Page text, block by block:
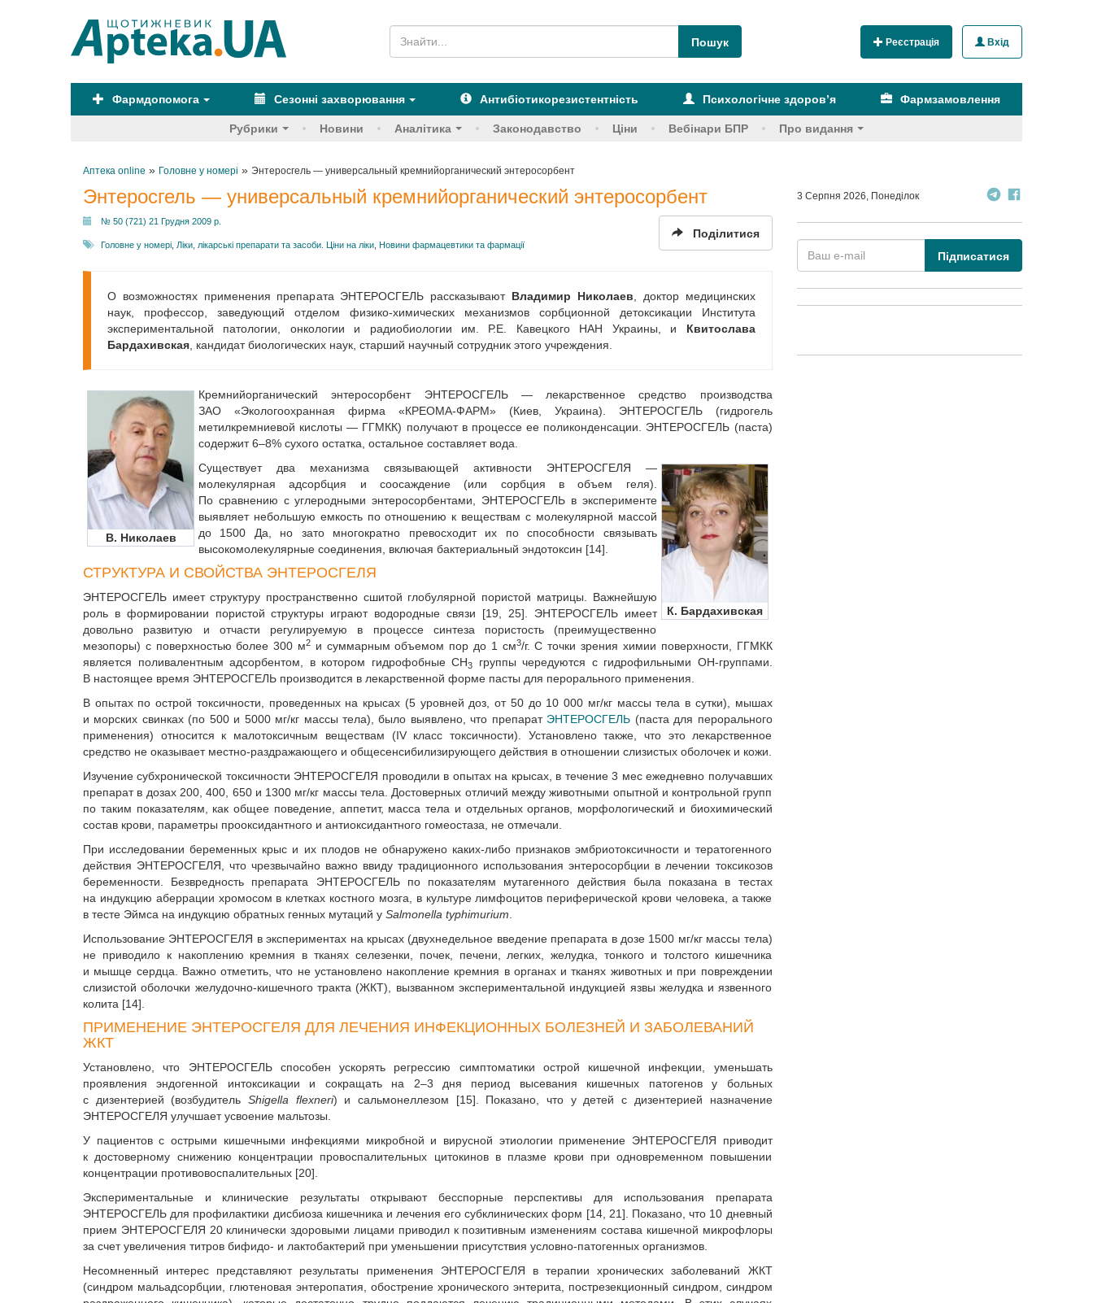
Реєстрація Вхід
Фармдопомога Сезонні захворювання Антибіотикорезистентність Психологічне здоров’я Фармзамовлення
Рубрики Новини Аналітика Законодавство Ціни Вебінари БПР Про видання
Аптека online » Головне у номері » Энтеросгель — универсальный кремнийорганический энтеросорбент
Энтеросгель — универсальный кремнийорганический энтеросорбент
№ 50 (721) 21 Грудня 2009 р.
Головне у номері Ліки, лікарські препарати та засоби. Ціни на ліки Новини фармацевтики та фармації
Поділитися
О возможностях применения препарата ЭНТЕРОСГЕЛЬ рассказывают Владимир Николаев , доктор медицинских
наук, профессор, заведующий отделом физико-химических механизмов сорбционной детоксикации Института
экспериментальной патологии, онкологии и радиобиологии им. Р.Е. Кавецкого НАН Украины, и Квитослава
Бардахивская , кандидат биологических наук, старший научный сотрудник этого учреждения.
В. Николаев
Кремнийорганический энтеросорбент ЭНТЕРОСГЕЛЬ — лекарственное средство производства
ЗАО «Экологоохранная фир­ма «КРЕОМА-ФАРМ» (Киев, Украина). ЭНТЕРОСГЕЛЬ (гидрогель
метилкремниевой кислоты — ГГМКК) получают в процессе ее поликонденсации. ЭНТЕРОСГЕЛЬ (паста)
содержит 6–8% сухого остатка, остальное составляет вода.
К. Бардахивская
Существует два механизма связывающей активности ЭНТЕРОСГЕЛЯ —
молекулярная адсорбция и соосаждение (или сорбция в объе­м геля).
По сравнению с углеродными энтеросорбентами, ЭНТЕРОСГЕЛЬ в эксперименте
выявляет небольшую емкость по отношению к веществам с молекулярной массой
до 1500 Да, но зато многократно превосходит их по способности связывать
высокомолекулярные соединения, включая бактериальный эндотоксин [14].
СТРУКТУРА И СВОЙСТВА ЭНТЕРОСГЕЛЯ
ЭНТЕРОСГЕЛЬ имеет структуру пространственно сшитой глобулярной пористой матрицы. Важнейшую
роль в формировании пористой структуры играют водородные связи [19, 25]. ЭНТЕРОСГЕЛЬ имеет
довольно развитую и отчасти регулируемую в процессе синтеза пористость (преимущественно
мезопоры) с поверхностью более 300 м2 и суммарным объемом пор до 1 см3/г. С точки зрения химии поверхности, ГГМКК
является поливалентным адсорбентом, в котором гидрофобные СН3
группы чередуются с гидрофильными ОН-группами.
В настоящее время ЭНТЕРОСГЕЛЬ производится в лекарственной форме пасты для перорального применения.
В опытах по острой токсичности, проведенных на крысах (5 уровней доз, от 50 до 10 000 мг/кг массы тела в сутки), мышах
и морских свинках (по 500 и 5000 мг/кг массы тела), было выявлено, что препарат ЭНТЕРОСГЕЛЬ (паста для перорального
применения) относится к малотоксичным веществам (IV класс токсичности). Установлено также, что это лекарственное
средство не оказывает местно-раздражающего и общесенсибилизирующего действия в отношении слизистых оболочек и кожи.
Изучение субхронической токсичности ЭНТЕРОСГЕЛЯ проводили в опытах на крысах, в течение 3 мес ежедневно получавших
препарат в дозах 200, 400, 650 и 1300 мг/кг массы тела. Достоверных отличий между животными опытной и контрольной групп
по таким показателям, как общее поведение, аппетит, масса тела и отдельных органов, морфологический и биохимический
состав крови, параметры прооксидантного и антиоксидантного гомеостаза, не отмечали.
При исследовании беременных крыс и их плодов не обнаружено каких-либо признаков эмбриотоксичности и тератогенного
действия ЭНТЕРОСГЕЛЯ, что чрезвычайно важно ввиду традиционного использования энтеросорбции в лечении токсикозов
беременности. Безвредность препарата ЭНТЕРОСГЕЛЬ по показателям мутагенного действия была показана в тестах
на индукцию аберрации хромосом в клетках костного мозга, в культуре лимфоцитов периферической крови человека, а также
в тесте Эймса на индукцию обратных генных мутаций у Salmonella typhimurium
Использование ЭНТЕРОСГЕЛЯ в экспериментах на крысах (двухнедельное введение препарата в дозе 1500 мг/кг массы тела)
не приводило к накоплению кремния в тканях селезенки, почек, печени, легких, желудка, тонкого и толстого кишечника
и мышце сердца. Важно отметить, что не установлено накопление кремния в органах и тканях животных и при повреждении
слизистой оболочки желудочно-кишечного тракта (ЖКТ), вызванном экспериментальной индукцией язвы желудка и язвенного
колита [14].
ПРИМЕНЕНИЕ ЭНТЕРОСГЕЛЯ ДЛЯ ЛЕЧЕНИЯ ИНФЕКЦИОННЫХ БОЛЕЗНЕЙ И ЗАБОЛЕВАНИЙ
ЖКТ
Установлено, что ЭНТЕРОСГЕЛЬ способен ускорять регрессию симптоматики острой кишечной инфекции, уменьшать
проявления эндогенной интоксикации и сокращать на 2–3 дня период высевания кишечных патогенов у больных
с дизентерией (возбудительShigella flexneri) и сальмонеллезом [15]. Показано, что у детей с дизентерией назначение
ЭНТЕРОСГЕЛЯ улучшает усвоение мальтозы.
У пациентов с острыми кишечными инфекциями микробной и вирусной этиологии применение ЭНТЕРОСГЕЛЯ приводит
к достоверному снижению концентрации провоспалительных цитокинов в плазме крови при одновременном повышении
концентрации противовоспалительных [20].
Экспериментальные и клинические результаты открывают бесспорные перспективы для использования препарата
ЭНТЕРОСГЕЛЬ для профилактики дисбиоза кишечника и лечения его субклинических форм [14, 21]. Показано, что 10 дневный
прие­м ЭНТЕРОСГЕЛЯ 20 клинически здоровыми лицами приводил к позитивным изменениям состава кишечной микрофлоры
за счет увеличения титров бифидо- и лактобактерий при уменьшении присутствия условно-патогенных организмов.
Несомненный интерес представляют результаты применения ЭНТЕРОСГЕЛЯ в терапии хронических заболеваний ЖКТ
(синдром мальадсорбции, глютеновая энтеропатия, обострение хронического энтерита, пострезекцион­ный синдром, синдром
3 Серпня 2026, Понеділок
Підписатися